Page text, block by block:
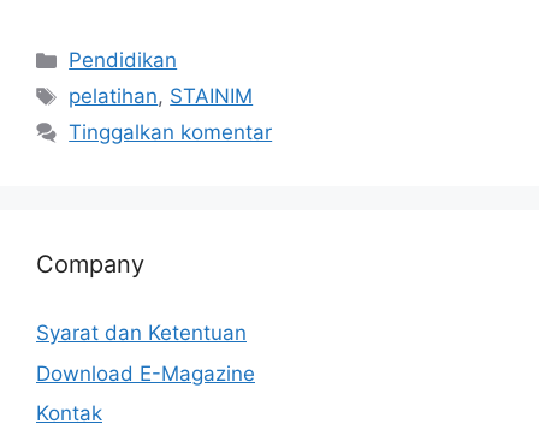
Pendidikan
pelatihan, STAINIM
Tinggalkan komentar
Company
Syarat dan Ketentuan
Download E-Magazine
Kontak